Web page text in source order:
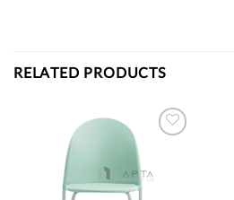
RELATED PRODUCTS